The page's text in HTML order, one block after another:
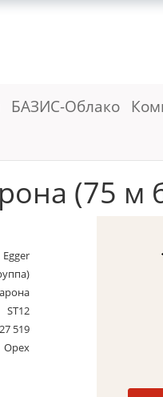
БАЗИС-Облако
(75 м
Egger
ST12
27 519
Орех